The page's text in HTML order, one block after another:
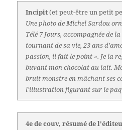
Incipit(et peut-être un petit
Une photo de Michel Sardou
Télé 7 Jours, accompagnée de
tournant de sa vie, 23 ans
passion, il fait le point ». Je la
buvant mon chocolat au lait.
bruit monstre en mâchant ses
l'illustration figurant sur le
4e de couv, résumé de